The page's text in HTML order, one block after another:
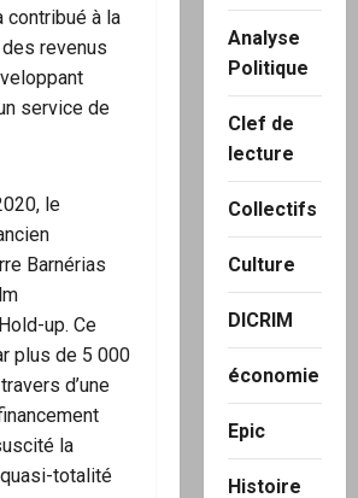
contribué à la
revenus
service de
le
Barnérias
up. Ce
plus de 5 000
d’une
la
totalité
Analyse
Politique
Clef de
lecture
Collectifs
Culture
DICRIM
économie
Epic
Histoire